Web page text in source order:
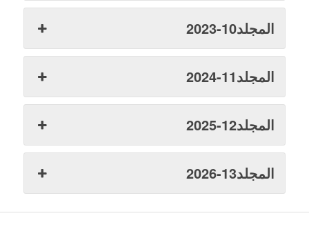
المجلد10-2023
المجلد11-2024
المجلد12-2025
المجلد13-2026